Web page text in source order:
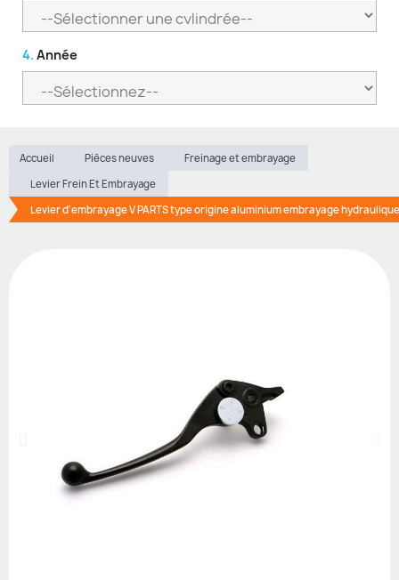
4. Année
Accueil Pièces neuves
Freinage et embrayage
Levier Frein Et Embrayage
Levier d'embrayage V PARTS type origine aluminium embrayage